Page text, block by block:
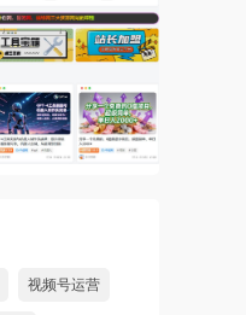
视频号运营